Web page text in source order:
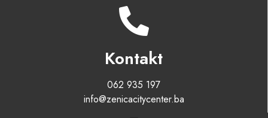
Kontakt
062 935 197
info@zenicacitycenter.ba